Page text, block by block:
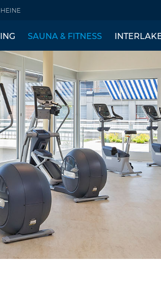
SAUNA & FITNESS